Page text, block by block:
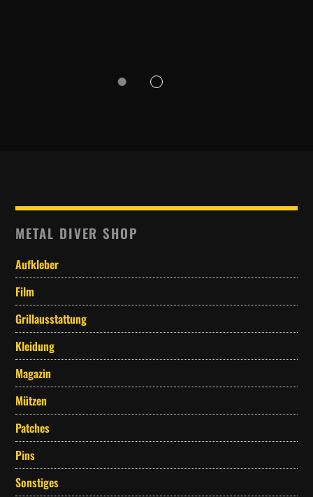
METAL DIVER SHOP
Aufkleber
Film
Grillausstattung
Kleidung
Magazin
Mützen
Patches
Pins
Sonstiges